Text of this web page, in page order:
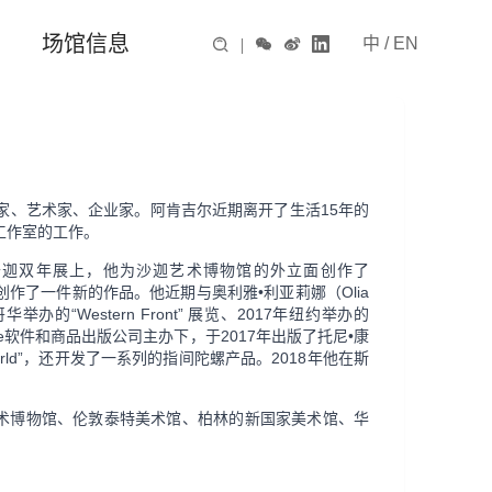
中 / EN
 |   
场馆信息
艺术家、企业家。阿肯吉尔近期离开了生活15年的
室的工作。
双年展上，他为沙迦艺术博物馆的外立面创作了
了一件新的作品。他近期与奥利雅•利亚莉娜（Olia
举办的“Western Front” 展览、2017年纽约举办的
件和商品出版公司主办下，于2017年出版了托尼•康
，还开发了一系列的指间陀螺产品。2018年他在斯
物馆、伦敦泰特美术馆、柏林的新国家美术馆、华